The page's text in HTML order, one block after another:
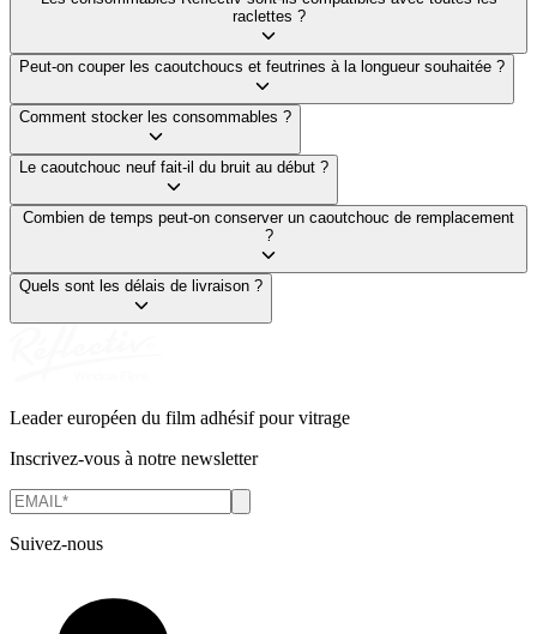
raclettes ?
Peut-on couper les caoutchoucs et feutrines à la longueur souhaitée ?
Comment stocker les consommables ?
Le caoutchouc neuf fait-il du bruit au début ?
Combien de temps peut-on conserver un caoutchouc de remplacement
?
Quels sont les délais de livraison ?
Leader européen du film adhésif pour vitrage
Inscrivez-vous à notre newsletter
Suivez-nous